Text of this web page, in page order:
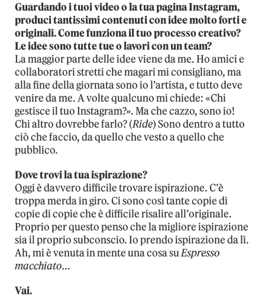
Guardando i tuoi video o la tua pagina Instagram,
produci tantissimi contenuti con idee molto forti e
originali. Come funziona il tuo processo creativo?
Le idee sono tutte tue o lavori con un team?
La maggior parte delle idee viene da me. Ho amici e
collaboratori stretti che magari mi consigliano, ma
alla fine della giornata sono io l’artista, e tutto deve
venire da me. A volte qualcuno mi chiede: «Chi
gestisce il tuo Instagram?». Ma che cazzo, sono io!
Chi altro dovrebbe farlo? (Ride) Sono dentro a tutto
ciò che faccio, da quello che vesto a quello che
pubblico.
Dove trovi la tua ispirazione?
Oggi è davvero difficile trovare ispirazione. C’è
troppa merda in giro. Ci sono così tante copie di
copie di copie che è difficile risalire all’originale.
Proprio per questo penso che la migliore ispirazione
sia il proprio subconscio. Io prendo ispirazione da lì.
Ah, mi è venuta in mente una cosa suEspresso
macchiato…
Vai.